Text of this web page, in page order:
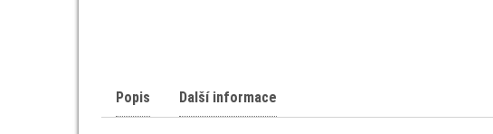
Popis Další informace